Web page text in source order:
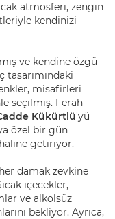
atmosferi, zengin
kendinizi
ve kendine özgü
tasarımındaki
misafirleri
seçilmiş. Ferah
Kükürtlü'yü
özel bir gün
getiriyor.
damak zevkine
içecekler,
ve alkolsüz
bekliyor. Ayrıca,